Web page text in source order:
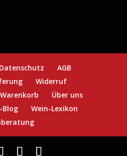
Datenschutz
AGB
Widerruf
Warenkorb
Über uns
Blog
Wein-Lexikon